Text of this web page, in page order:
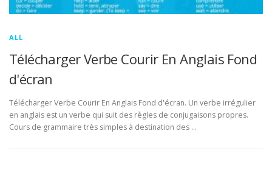
ALL
Télécharger Verbe Courir En Anglais Fond
d'écran
Télécharger Verbe Courir En Anglais Fond d'écran. Un verbe irrégulier
en anglais est un verbe qui suit des règles de conjugaisons propres.
Cours de grammaire très simples à destination des …